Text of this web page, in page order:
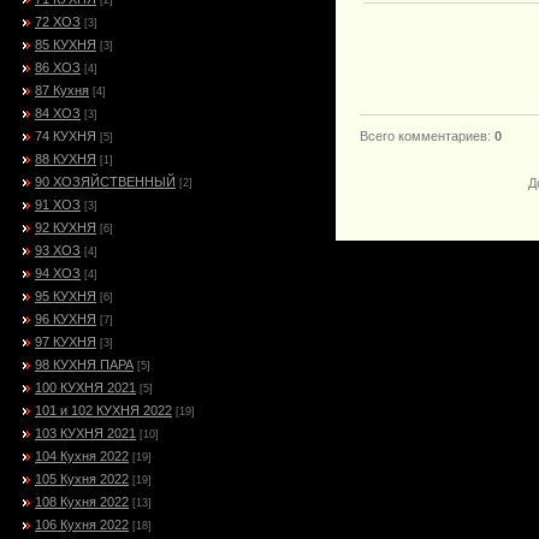
72 ХОЗ [3]
85 КУХНЯ [3]
86 ХОЗ [4]
87 Кухня [4]
84 ХОЗ [3]
74 КУХНЯ [5]
88 КУХНЯ [1]
90 ХОЗЯЙСТВЕННЫЙ [2]
91 ХОЗ [3]
92 КУХНЯ [6]
93 ХОЗ [4]
94 ХОЗ [4]
95 КУХНЯ [6]
96 КУХНЯ [7]
97 КУХНЯ [3]
98 КУХНЯ ПАРА [5]
100 КУХНЯ 2021 [5]
101 и 102 КУХНЯ 2022 [19]
103 КУХНЯ 2021 [10]
104 Кухня 2022 [19]
105 Кухня 2022 [19]
108 Кухня 2022 [13]
106 Кухня 2022 [18]
Всего комментариев: 0